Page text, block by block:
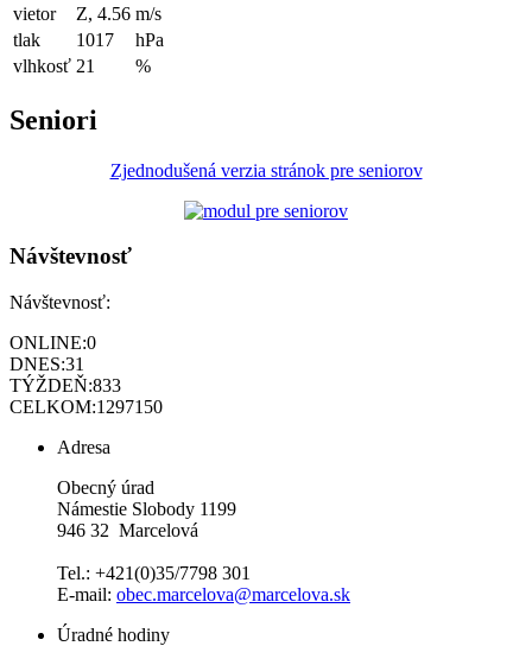
vietor
Z, 4.56 m/s
tlak
1017
hPa
vlhkosť 21 %
Seniori
Zjednodušená verzia stránok pre seniorov
Návštevnosť
Návštevnosť:
ONLINE:0
DNES:31
TÝŽDEŇ:833
CELKOM:1297150
Adresa
Obecný úrad
Námestie Slobody 1199
946 32 Marcelová
Tel.: +421(0)35/7798 301
E-mail: obec.marcelova@marcelova.sk
Úradné hodiny